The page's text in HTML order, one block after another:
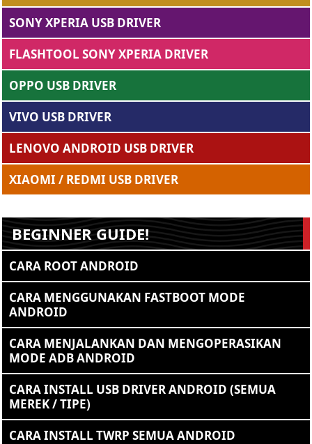
SONY XPERIA USB DRIVER
FLASHTOOL SONY XPERIA DRIVER
OPPO USB DRIVER
VIVO USB DRIVER
LENOVO ANDROID USB DRIVER
XIAOMI / REDMI USB DRIVER
BEGINNER GUIDE!
CARA ROOT ANDROID
CARA MENGGUNAKAN FASTBOOT MODE
ANDROID
CARA MENJALANKAN DAN MENGOPERASIKAN
MODE ADB ANDROID
CARA INSTALL USB DRIVER ANDROID (SEMUA
MEREK / TIPE)
CARA INSTALL TWRP SEMUA ANDROID